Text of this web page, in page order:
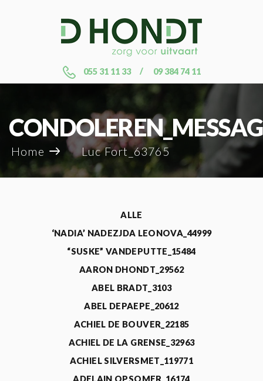
055 31 11 33 09 384 74 11
Home Luc Fort_63765
ALLE
‘NADIA’ NADEZJDA LEONOVA_44999
“SUSKE” VANDEPUTTE_15484
AARON DHONDT_29562
ABEL BRADT_3103
ABEL DEPAEPE_20612
ACHIEL DE BOUVER_22185
ACHIEL DE LA GRENSE_32963
ACHIEL SILVERSMET_119771
ADELAIN OPSOMER_16174